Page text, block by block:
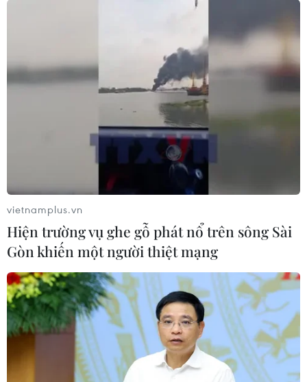
vietnamplus.vn
Hiện trường vụ ghe gỗ phát nổ trên sông Sài
Gòn khiến một người thiệt mạng